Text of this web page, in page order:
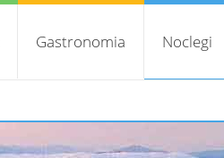
Gastronomia Noclegi